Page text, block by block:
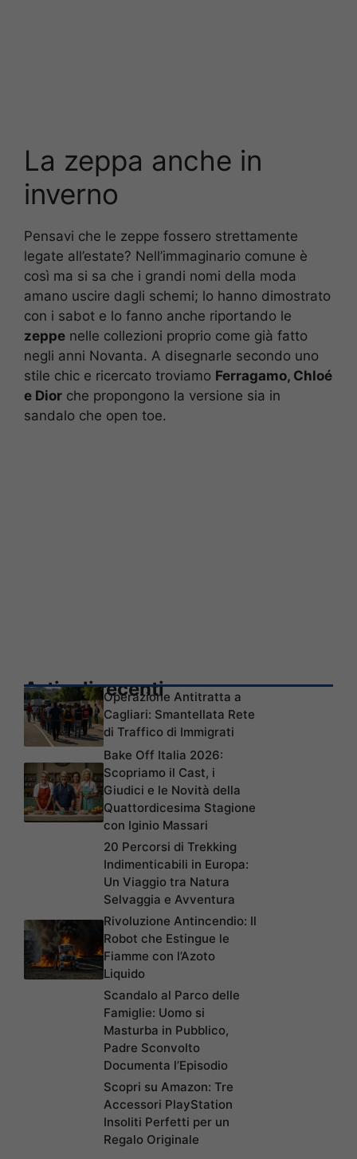
La zeppa anche in
inverno
Pensavi che le zeppe fossero strettamente
legate all’estate? Nell’immaginario comune è
così ma si sa che i grandi nomi della moda
amano uscire dagli schemi; lo hanno dimostrato
con i sabot e lo fanno anche riportando le
zeppe nelle collezioni proprio come già fatto
negli anni Novanta. A disegnarle secondo uno
stile chic e ricercato troviamo Ferragamo, Chloé
e Dior che propongono la versione sia in
sandalo che open toe.
Articoli recentiOperazione Antitratta a
Cagliari: Smantellata Rete
di Traffico di Immigrati
Bake Off Italia 2026:
Scopriamo il Cast, i
Giudici e le Novità della
Quattordicesima Stagione
con Iginio Massari
20 Percorsi di Trekking
Indimenticabili in Europa:
Un Viaggio tra Natura
Selvaggia e Avventura
Rivoluzione Antincendio: Il
Robot che Estingue le
Fiamme con l’Azoto
Liquido
Scandalo al Parco delle
Famiglie: Uomo si
Masturba in Pubblico,
Padre Sconvolto
Documenta l’Episodio
Scopri su Amazon: Tre
Accessori PlayStation
Insoliti Perfetti per un
Regalo Originale